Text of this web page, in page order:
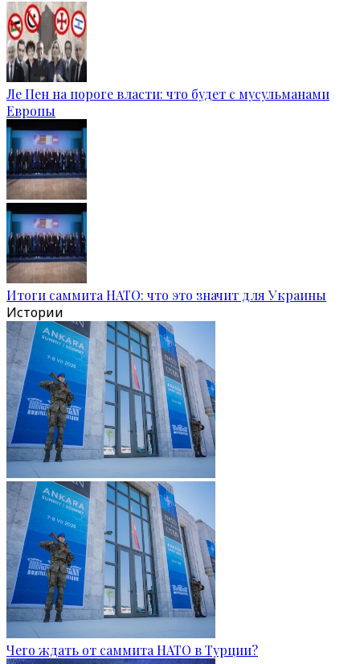
Ле Пен на пороге власти: что будет с мусульманами
Европы
Итоги саммита НАТО: что это значит для Украины
Истории
Чего ждать от саммита НАТО в Турции?